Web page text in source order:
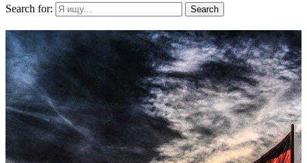
Search for: Search